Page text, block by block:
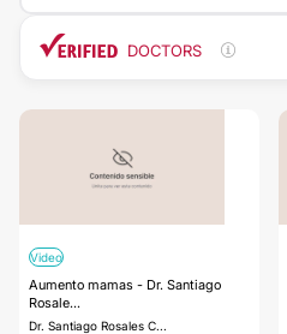
DOCTORS
Video
Aumento mamas - Dr. Santiago
Rosale...
Dr. Santiago Rosales C...